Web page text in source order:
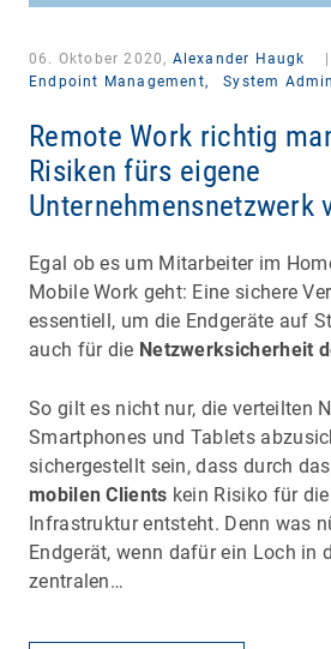
06. Oktober 2020, Alexander Haugk
Endpoint Management,
System
Remote Work richtig
Risiken fürs eigene
Unternehmensnetzwerk
Egal ob es um Mitarbeiter im
Mobile Work geht: Eine sichere
essentiell, um die Endgeräte auf
auch für die Netzwerksicherheit
So gilt es nicht nur, die verteilten
Smartphones und Tablets
sichergestellt sein, dass durch das
mobilen Clients kein Risiko für
Infrastruktur entsteht. Denn was
Endgerät, wenn dafür ein Loch in
zentralen…